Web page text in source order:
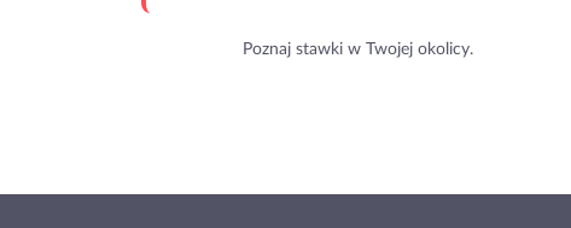
Poznaj stawki w Twojej okolicy.